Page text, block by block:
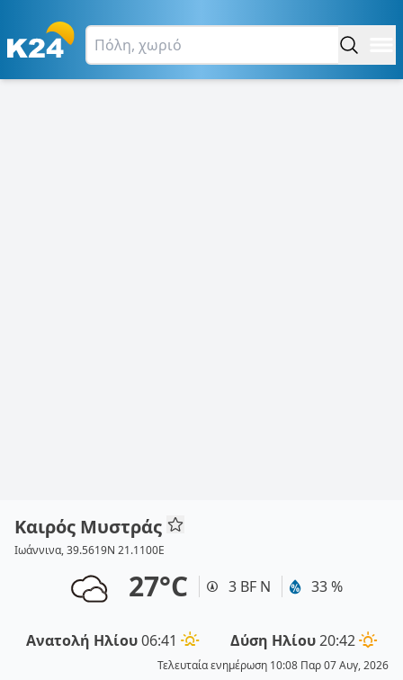
Καιρός Μυστράς
Ιωάννινα, 39.5619N 21.1100E
27°C 3 BF Ν 33 %
Ανατολή Ηλίου06:41 Δύση Ηλίου20:42
Τελευταία ενημέρωση 10:08 Παρ 07 Αυγ, 2026